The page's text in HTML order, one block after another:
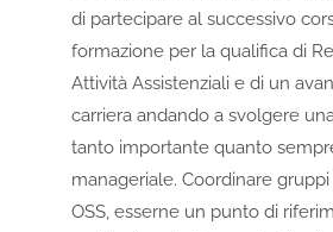
di partecipare al successivo
formazione per la qualifica di
Attività Assistenziali e di un
carriera andando a svolgere
tanto importante quanto
manageriale. Coordinare
OSS, esserne un punto di